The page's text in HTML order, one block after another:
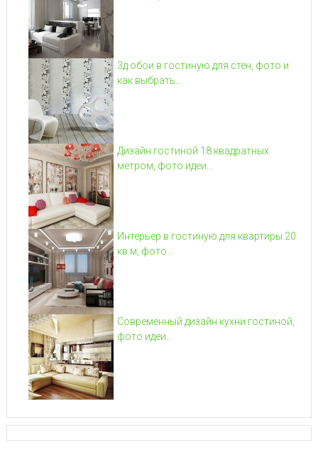
3д обои в гостиную для стен, фото и
как выбрать...
Дизайн гостиной 18 квадратных
метром, фото идеи...
Интерьер в гостиную для квартиры 20
кв м, фото...
Современный дизайн кухни гостиной,
фото идеи...